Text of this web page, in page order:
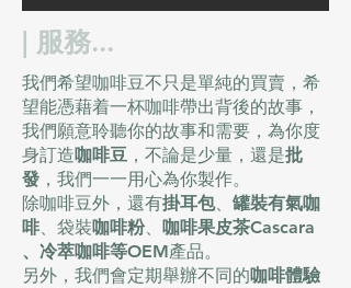
| 服務...
我們希望咖啡豆不只是單純的買賣，希
望能憑藉着一杯咖啡帶出背後的故事，
我們願意聆聽你的故事和需要，為你度
身訂造咖啡豆 ，不論是少量，還是批
發 ，我們一一用心為你製作。
除咖啡豆外，還有掛耳包、 罐裝有氣咖
啡、袋裝咖啡粉、 咖啡果皮茶Cascara
、冷萃咖啡等OEM產品。
另外，我們會定期舉辦不同的咖啡體驗